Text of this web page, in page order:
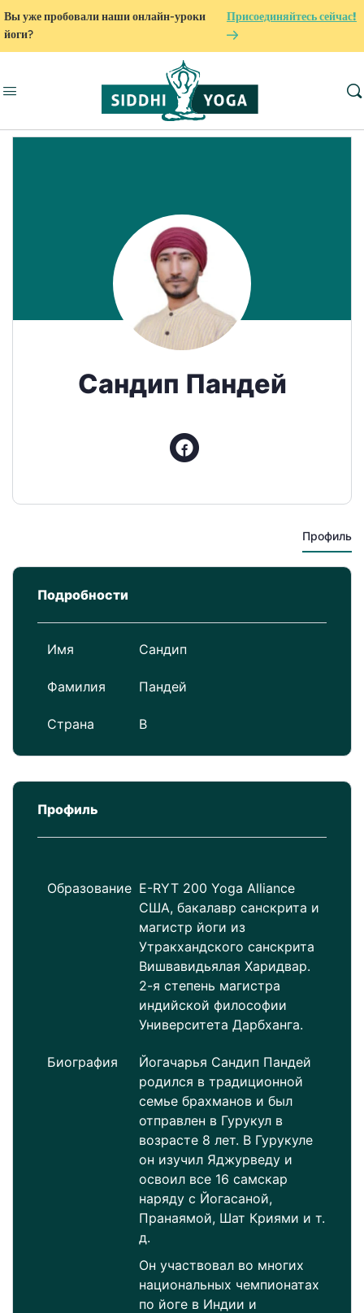
Вы уже пробовали наши онлайн-уроки
йоги?
Присоединяйтесь сейчас!
Сандип Пандей
Профиль
Подробности
Имя Сандип
Фамилия Пандей
Страна В
Профиль
Образование E-RYT 200 Yoga Alliance
США, бакалавр санскрита и
магистр йоги из
Утракхандского санскрита
Вишвавидьялая Харидвар.
2-я степень магистра
индийской философии
Университета Дарбханга.
Биография
Йогачарья Сандип Пандей
родился в традиционной
семье брахманов и был
отправлен в Гурукул в
возрасте 8 лет. В Гурукуле
он изучил Яджурведу и
освоил все 16 самскар
наряду с Йогасаной,
Пранаямой, Шат Криями и т.
д.
Он участвовал во многих
национальных чемпионатах
по йоге в Индии и